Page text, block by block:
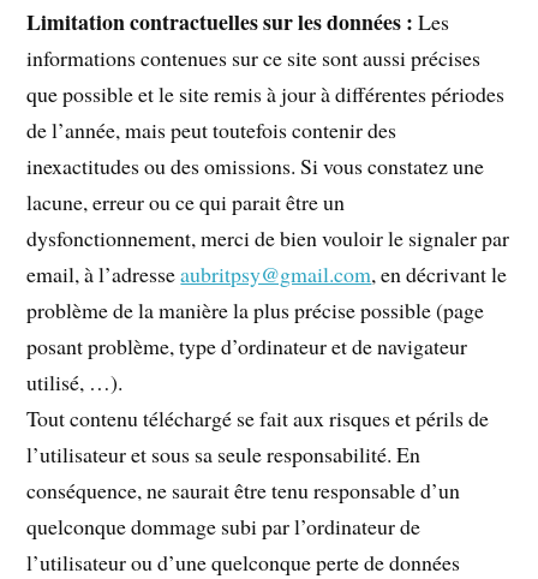
Limitation contractuelles sur les données : Les
informations contenues sur ce site sont aussi précises
que possible et le site remis à jour à différentes périodes
de l’année, mais peut toutefois contenir des
inexactitudes ou des omissions. Si vous constatez une
lacune, erreur ou ce qui parait être un
dysfonctionnement, merci de bien vouloir le signaler par
email, à l’adresseaubritpsy@gmail.com, en décrivant le
problème de la manière la plus précise possible (page
posant problème, type d’ordinateur et de navigateur
utilisé, …).
Tout contenu téléchargé se fait aux risques et périls de
l’utilisateur et sous sa seule responsabilité. En
conséquence, ne saurait être tenu responsable d’un
quelconque dommage subi par l’ordinateur de
l’utilisateur ou d’une quelconque perte de données